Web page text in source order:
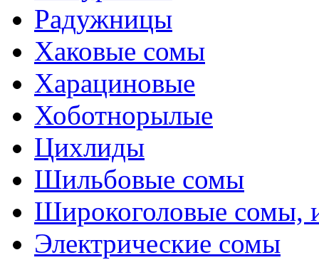
Радужницы
Хаковые сомы
Харациновые
Хоботнорылые
Цихлиды
Шильбовые сомы
Широкоголовые сомы,
Электрические сомы